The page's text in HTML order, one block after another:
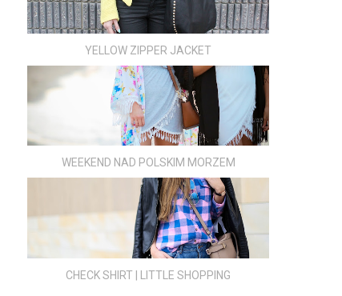
YELLOW ZIPPER JACKET
WEEKEND NAD POLSKIM MORZEM
CHECK SHIRT | LITTLE SHOPPING